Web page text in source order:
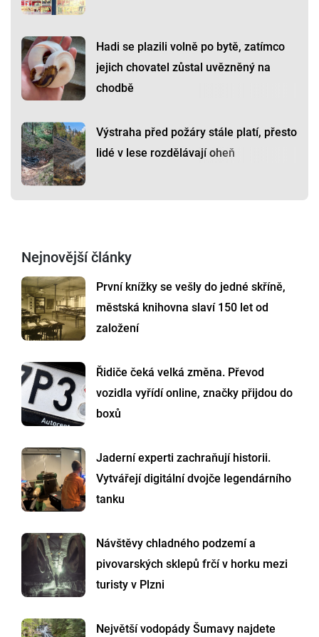
Hadi se plazili volně po bytě, zatímco
jejich chovatel zůstal uvězněný na
chodbě
Výstraha před požáry stále platí, přesto
lidé v lese rozdělávají oheň
Nejnovější články
První knížky se vešly do jedné skříně,
městská knihovna slaví 150 let od
založení
Řidiče čeká velká změna. Převod
vozidla vyřídí online, značky přijdou do
boxů
Jaderní experti zachraňují historii.
Vytvářejí digitální dvojče legendárního
tanku
Návštěvy chladného podzemí a
pivovarských sklepů frčí v horku mezi
turisty v Plzni
Největší vodopády Šumavy najdete